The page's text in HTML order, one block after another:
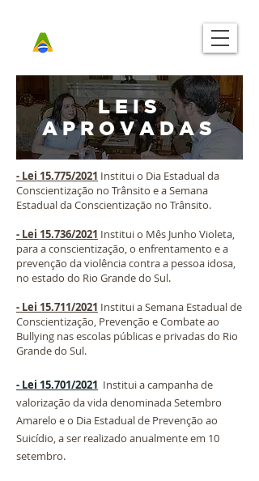
LEIS
APROVADAS
- Lei 15.775/2021 Institui o Dia Estadual da
Conscientização no Trânsito e a Semana
Estadual da Conscientização no Trânsito.
- Lei 15.736/2021 Institui o Mês Junho Violeta,
para a conscientização, o enfrentamento e a
prevenção da violência contra a pessoa idosa,
no estado do Rio Grande do Sul.
- Lei 15.711/2021 Institui a Semana Estadual de
Conscientização, Prevenção e Combate ao
Bullying nas escolas públicas e privadas do Rio
Grande do Sul.
- Lei 15.701/2021 Institui a campanha de
valorização da vida denominada Setembro
Amarelo e o Dia Estadual de Prevenção ao
Suicídio, a ser realizado anualmente em 10
setembro.